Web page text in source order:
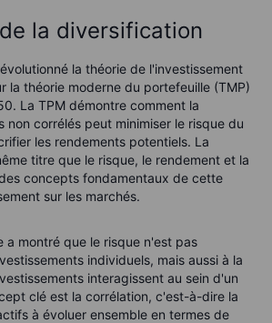
la diversification
la théorie de l'investissement
la théorie moderne du portefeuille (TMP)
La TPM démontre comment la
non corrélés peut minimiser le risque du
les rendements potentiels. La
titre que le risque, le rendement et la
concepts fondamentaux de cette
sur les marchés.
a montré que le risque n'est pas
individuels, mais aussi à la
interagissent au sein d'un
clé est la corrélation, c'est-à-dire la
à évoluer ensemble en termes de